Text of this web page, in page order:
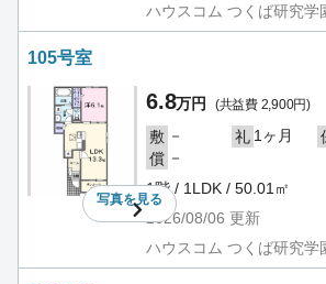
ハウスコム つくば研究学
105号室
写真を見る
6.8万円 (共益費 2,900円)
敷 － 礼 1ヶ月
償 －
1階 / 1LDK / 50.01㎡
2026/08/06 更新
ハウスコム つくば研究学